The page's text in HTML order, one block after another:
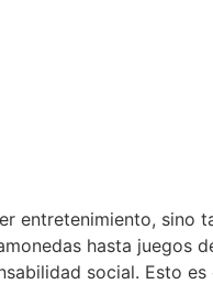
entretenimiento, sino
hasta juegos
social. Esto es